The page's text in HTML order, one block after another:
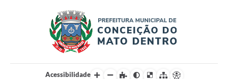
Acessibilidade